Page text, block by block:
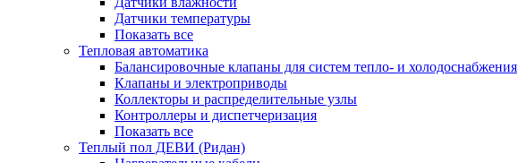
Датчики температуры
Показать все
Тепловая автоматика
Балансировочные клапаны для систем тепло- и холодоснабжения
Клапаны и электроприводы
Коллекторы и распределительные узлы
Контроллеры и диспетчеризация
Показать все
Теплый пол ДЕВИ (Ридан)